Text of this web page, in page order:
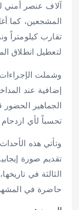
آلاف عنصر أمني
المشجعين، كما
تقارب كيلومتراً
لتعطيل انطلاق
وشملت الإجراءات
إضافية عند
الجماهير
تحسباً لأي
وتأتي هذه
تقديم صورة
الثالثة في
حاضرة في المشهد